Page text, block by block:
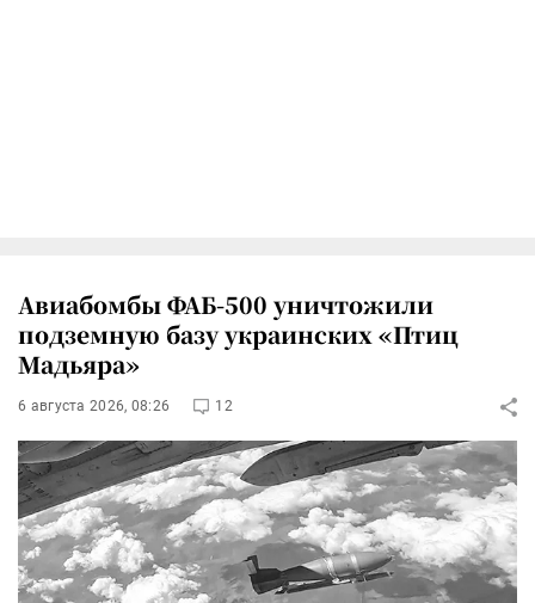
Авиабомбы ФАБ-500 уничтожили
подземную базу украинских «Птиц
Мадьяра»
6 августа 2026, 08:26 12